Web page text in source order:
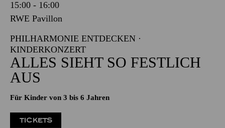
15:00 - 16:00
RWE Pavillon
PHILHARMONIE ENTDECKEN ·
KINDERKONZERT
ALLES SIEHT SO FESTLICH
AUS
Für Kinder von 3 bis 6 Jahren
TICKETS